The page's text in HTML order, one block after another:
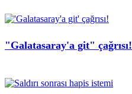
"Galatasaray'a git" çağrısı!